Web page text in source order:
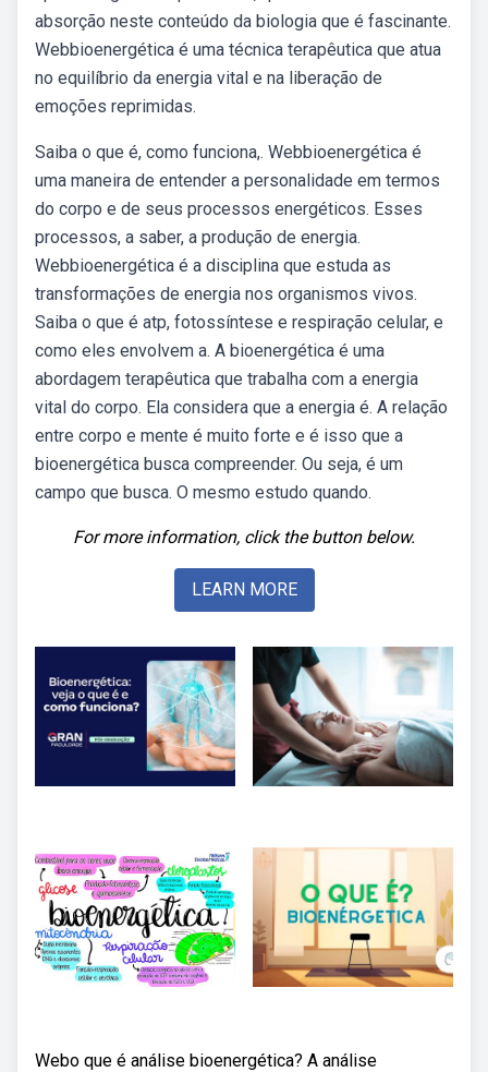
absorção neste conteúdo da biologia que é fascinante.
Webbioenergética é uma técnica terapêutica que atua
no equilíbrio da energia vital e na liberação de
emoções reprimidas.
Saiba o que é, como funciona,. Webbioenergética é
uma maneira de entender a personalidade em termos
do corpo e de seus processos energéticos. Esses
processos, a saber, a produção de energia.
Webbioenergética é a disciplina que estuda as
transformações de energia nos organismos vivos.
Saiba o que é atp, fotossíntese e respiração celular, e
como eles envolvem a. A bioenergética é uma
abordagem terapêutica que trabalha com a energia
vital do corpo. Ela considera que a energia é. A relação
entre corpo e mente é muito forte e é isso que a
bioenergética busca compreender. Ou seja, é um
campo que busca. O mesmo estudo quando.
For more information, click the button below.
LEARN MORE
Webo que é análise bioenergética? A análise